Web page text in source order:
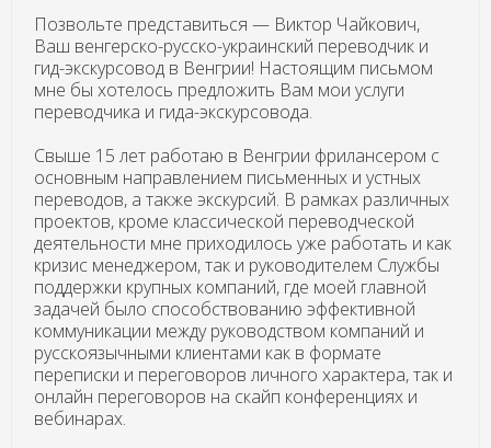
Позвольте представиться — Виктор Чайкович,
Ваш венгерско-русско-украинский переводчик и
гид-экскурсовод в Венгрии! Настоящим письмом
мне бы хотелось предложить Вам мои услуги
переводчика и гида-экскурсовода.
Свыше 15 лет работаю в Венгрии фрилансером с
основным направлением письменных и устных
переводов, а также экскурсий. В рамках различных
проектов, кроме классической переводческой
деятельности мне приходилось уже работать и как
кризис менеджером, так и руководителем Службы
поддержки крупных компаний, где моей главной
задачей было способствованию эффективной
коммуникации между руководством компаний и
русскоязычными клиентами как в формате
переписки и переговоров личного характера, так и
онлайн переговоров на скайп конференциях и
вебинарах.